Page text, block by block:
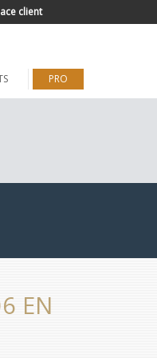
client
PRO
EN